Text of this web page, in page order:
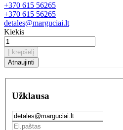
+370 615 56265
+370 615 56265
detales@marguciai.lt
Kiekis
Į krepšelį
Užklausa